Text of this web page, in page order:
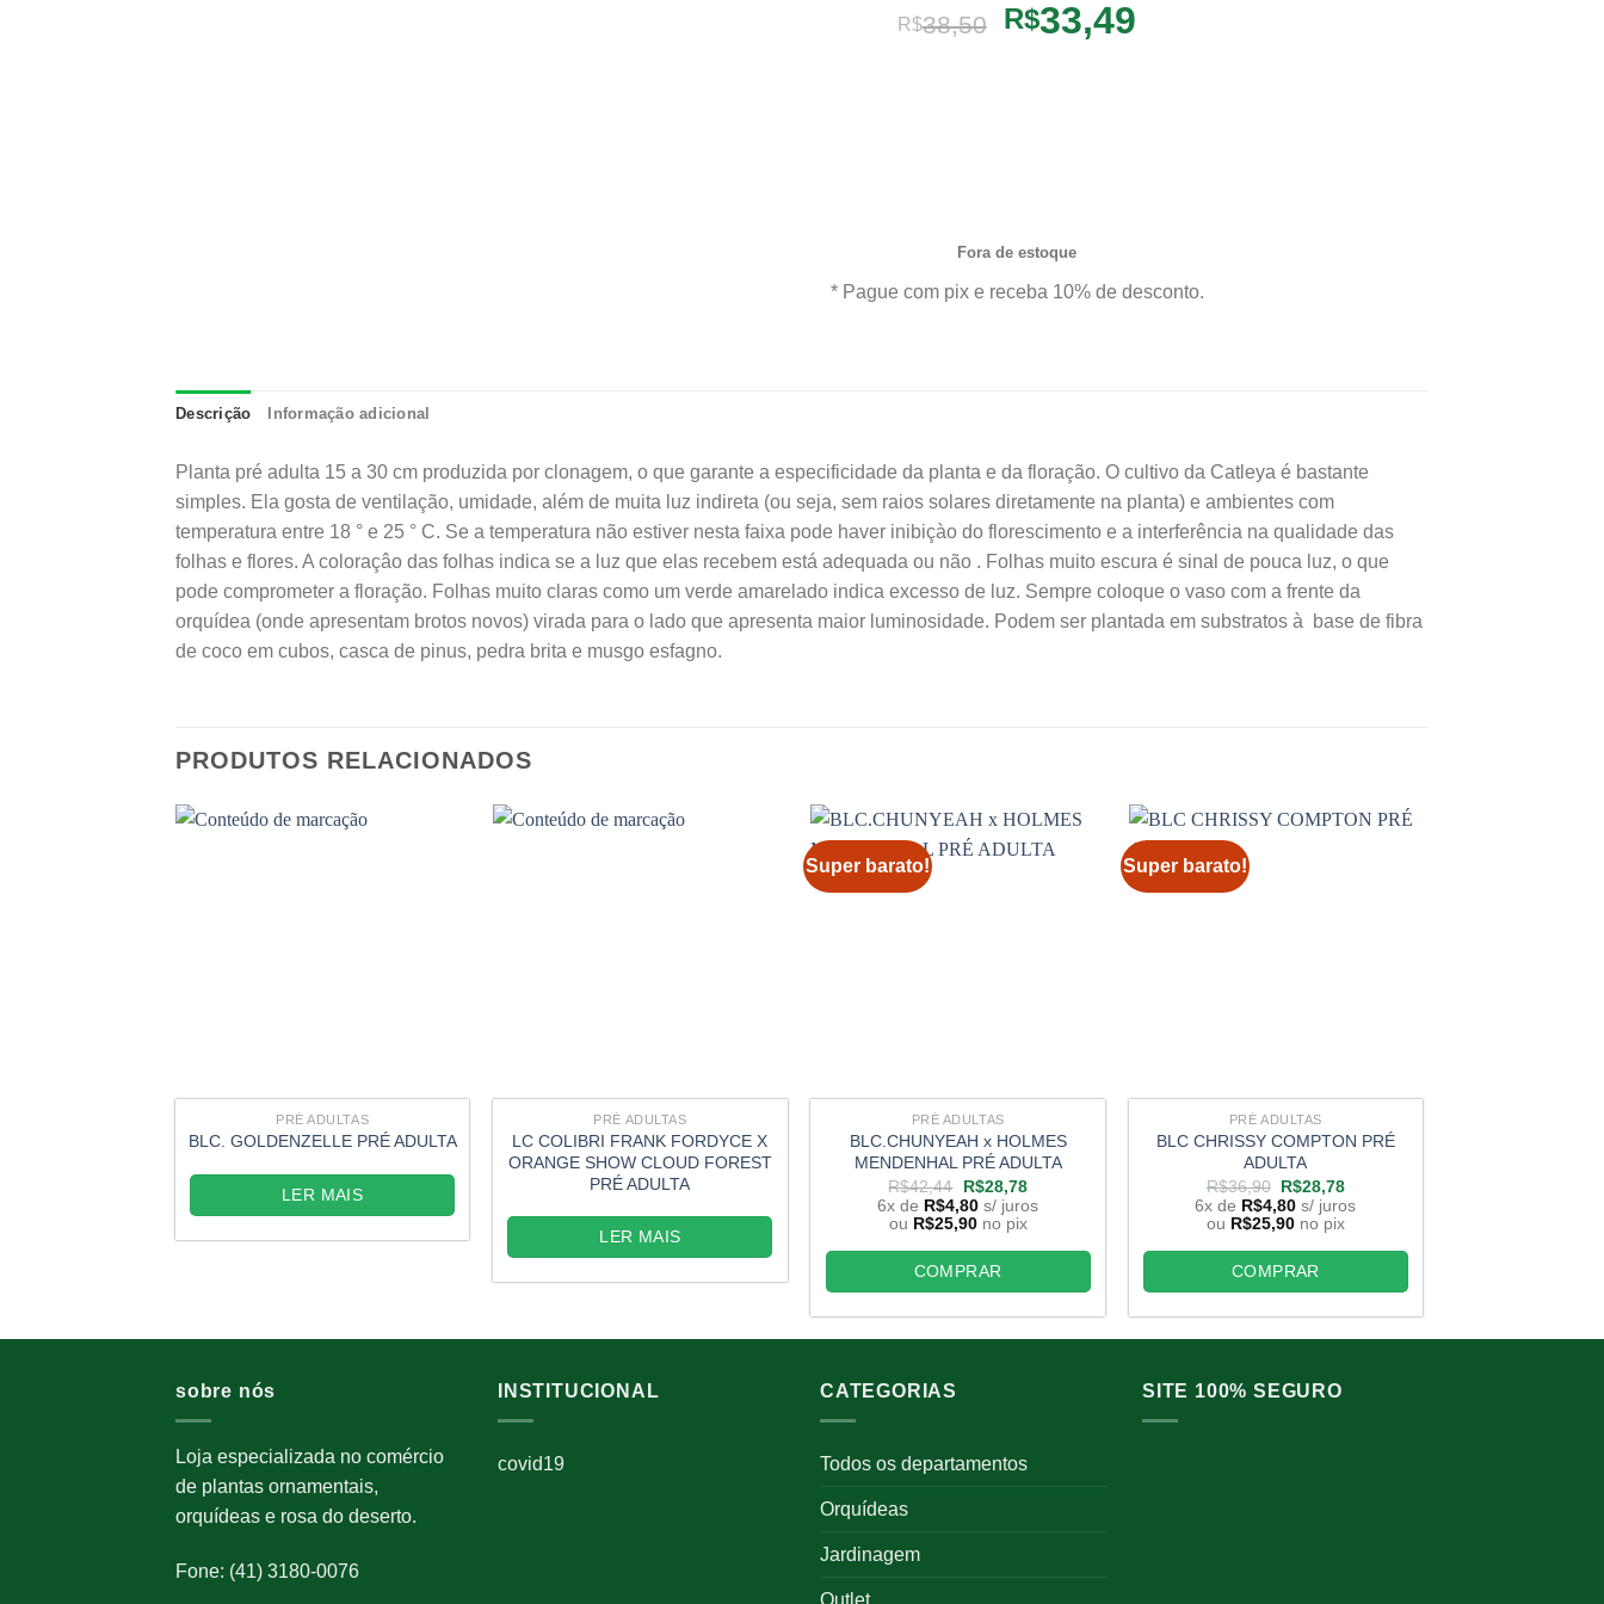
R$38,50
O
preço
R$33,49
Fora de estoque
* Pague com pix e receba 10% de desconto.
Descrição Informação adicional
Planta pré adulta 15 a 30 cm produzida por clonagem, o que garante a especificidade da planta e da floração. O cultivo da Catleya é bastante
simples. Ela gosta de ventilação, umidade, além de muita luz indireta (ou seja, sem raios solares diretamente na planta) e ambientes com
temperatura entre 18 ° e 25 ° C. Se a temperatura não estiver nesta faixa pode haver inibiçào do florescimento e a interferência na qualidade das
folhas e flores. A coloraçâo das folhas indica se a luz que elas recebem está adequada ou não . Folhas muito escura é sinal de pouca luz, o que
pode comprometer a floração. Folhas muito claras como um verde amarelado indica excesso de luz. Sempre coloque o vaso com a frente da
orquídea (onde apresentam brotos novos) virada para o lado que apresenta maior luminosidade. Podem ser plantada em substratos à base de fibra
de coco em cubos, casca de pinus, pedra brita e musgo esfagno.
PRODUTOS RELACIONADOS
PRÉ ADULTAS
BLC. GOLDENZELLE PRÉ ADULTA
LER MAIS
PRÉ ADULTAS
LC COLIBRI FRANK FORDYCE X
ORANGE SHOW CLOUD FOREST
PRÉ ADULTA
LER MAIS
Super barato!
PRÉ ADULTAS
BLC.CHUNYEAH x HOLMES
MENDENHAL PRÉ ADULTA
R$42,44 O
preço
original
era:
R$42,44.
R$28,78O
preço
atual
é:
R$28,78.
6x de R$4,80 s/ juros
ou R$25,90 no pix
COMPRAR
Super barato!
PRÉ ADULTAS
BLC CHRISSY COMPTON PRÉ
ADULTA
R$36,90 O
preço
original
era:
R$36,90.
R$28,78O
preço
atual
é:
R$28,78.
6x de R$4,80 s/ juros
ou R$25,90 no pix
COMPRAR
sobre nós
Loja especializada no comércio
de plantas ornamentais,
orquídeas e rosa do deserto.
Fone: (41) 3180-0076
INSTITUCIONAL
covid19
CATEGORIAS
Todos os departamentos
Orquídeas
Jardinagem
Outlet
SITE 100% SEGURO